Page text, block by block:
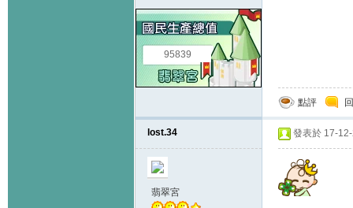
95839
點評
lost.34
翡翠宮
發表於 17-